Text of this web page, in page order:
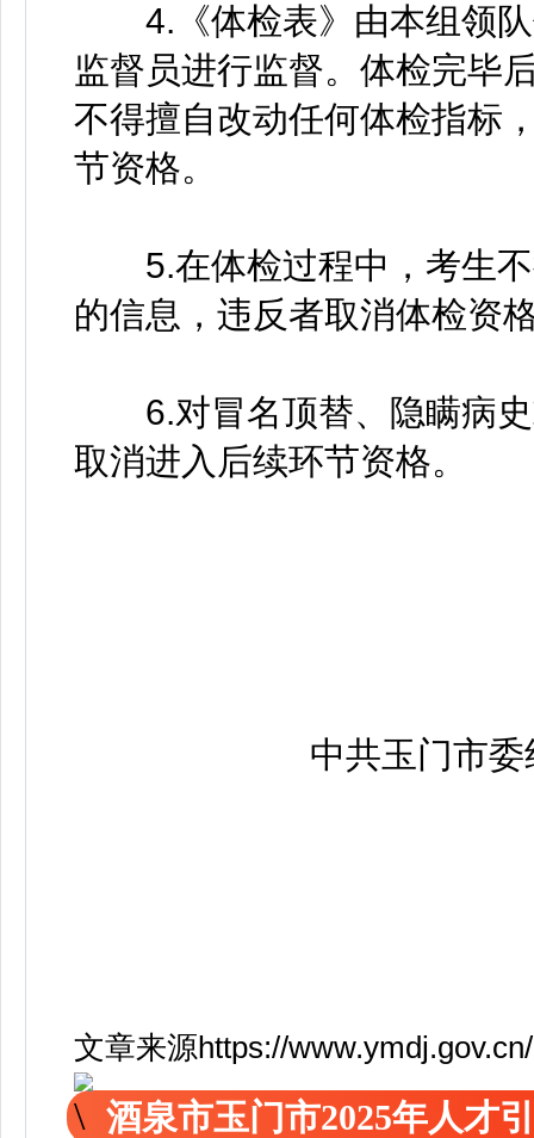
4.《体检表》由本组领队
监督员进行监督。体检完毕
不得擅自改动任何体检指标
节资格。
5.在体检过程中，考生不
的信息，违反者取消体检资
6.对冒名顶替、隐瞒病史
取消进入后续环节资格。
中共玉门市委
文章来源https://
酒泉市玉门市2025年人才